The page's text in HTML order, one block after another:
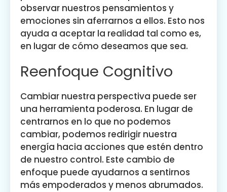
observar nuestros pensamientos y
emociones sin aferrarnos a ellos. Esto nos
ayuda a aceptar la realidad tal como es,
en lugar de cómo deseamos que sea.
Reenfoque Cognitivo
Cambiar nuestra perspectiva puede ser
una herramienta poderosa. En lugar de
centrarnos en lo que no podemos
cambiar, podemos redirigir nuestra
energía hacia acciones que estén dentro
de nuestro control. Este cambio de
enfoque puede ayudarnos a sentirnos
más empoderados y menos abrumados.